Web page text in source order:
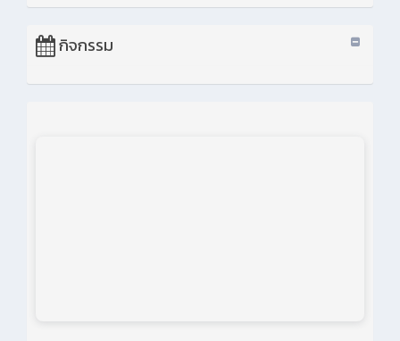
กิจกรรม